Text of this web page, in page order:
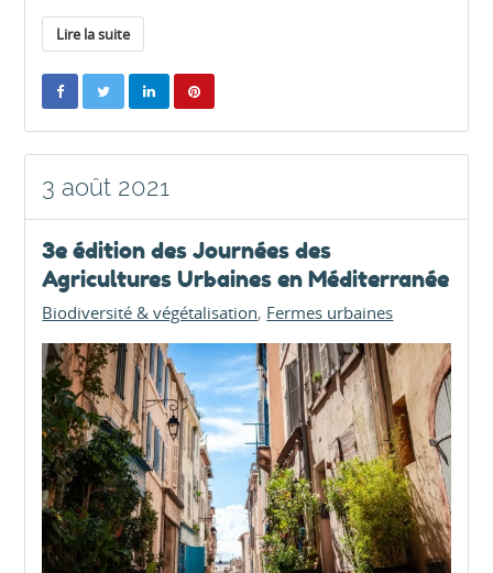
Lire la suite
3 août 2021
3e édition des Journées des
Agricultures Urbaines en Méditerranée
Biodiversité & végétalisation Fermes urbaines